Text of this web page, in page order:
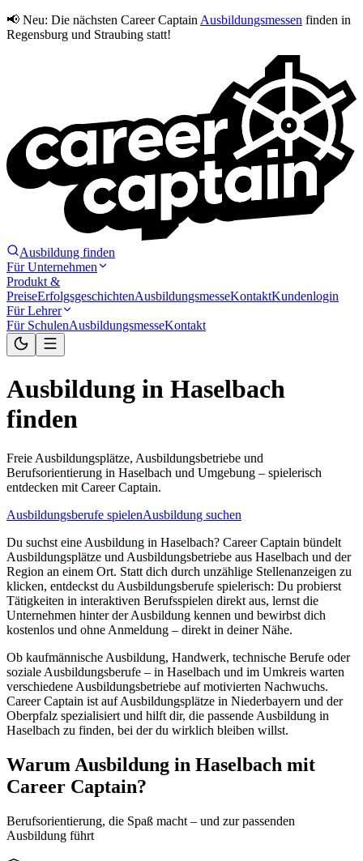
📢 Neu: Die nächsten Career Captain Ausbildungsmessen finden in
Regensburg und Straubing statt!
Ausbildung finden
Für Unternehmen
Produkt &
PreiseErfolgsgeschichtenAusbildungsmesseKontaktKundenlogin
Für Lehrer
Für SchulenAusbildungsmesseKontakt
Ausbildung in Haselbach
finden
Freie Ausbildungsplätze, Ausbildungsbetriebe und
Berufsorientierung in Haselbach und Umgebung – spielerisch
entdecken mit Career Captain.
Ausbildungsberufe spielenAusbildung suchen
Du suchst eine Ausbildung in Haselbach? Career Captain bündelt
Ausbildungsplätze und Ausbildungsbetriebe aus Haselbach und der
Region an einem Ort. Statt dich durch unzählige Stellenanzeigen zu
klicken, entdeckst du Ausbildungsberufe spielerisch: Du probierst
Tätigkeiten in interaktiven Berufsspielen direkt aus, lernst die
Unternehmen hinter der Ausbildung kennen und bewirbst dich
kostenlos und ohne Anmeldung – direkt in deiner Nähe.
Ob kaufmännische Ausbildung, Handwerk, technische Berufe oder
soziale Ausbildungsberufe – in Haselbach und im Umkreis warten
verschiedene Ausbildungsbetriebe auf motivierten Nachwuchs.
Career Captain ist auf Ausbildungsplätze in Niederbayern und der
Oberpfalz spezialisiert und hilft dir, die passende Ausbildung in
Haselbach zu finden, bei der du wirklich bleiben willst.
Warum Ausbildung in Haselbach mit
Career Captain?
Berufsorientierung, die Spaß macht – und zur passenden
Ausbildung führt